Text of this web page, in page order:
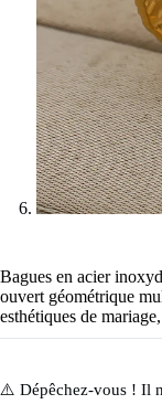
Bagues en acier
ouvert géométrique
esthétiques de
⚠️ Dépêchez-vous ! Il